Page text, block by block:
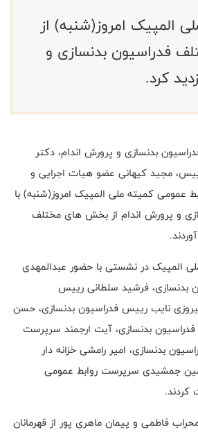
المپیک امروز(شنبه) از
فدراسیون بدنسازی و
کرد.
بدنسازی و پرورش اندام، دکتر
مجید کیهانی عضو هیات اجرایی و
عمومی کمیته ملی المپیک امروز(شنبه) با
و پرورش اندام از بخش های مختلف
المپیک در نشستی با حضور عبدالمهدی
بدنسازی، فرشید سلطانی رییس
نایب رییس فدراسیون بدنسازی، حسن
بدنسازی، آیت ارجمند سرپرست
بدنسازی، امیر رامشی خزانه دار
جمشیدی سرپرست روابط عمومی
کردند.
فاطمی و پیمان ماهری پور از قهرمانان